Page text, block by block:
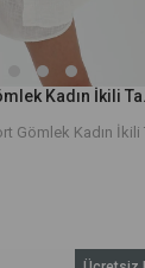
Gömlek Kadın İkili